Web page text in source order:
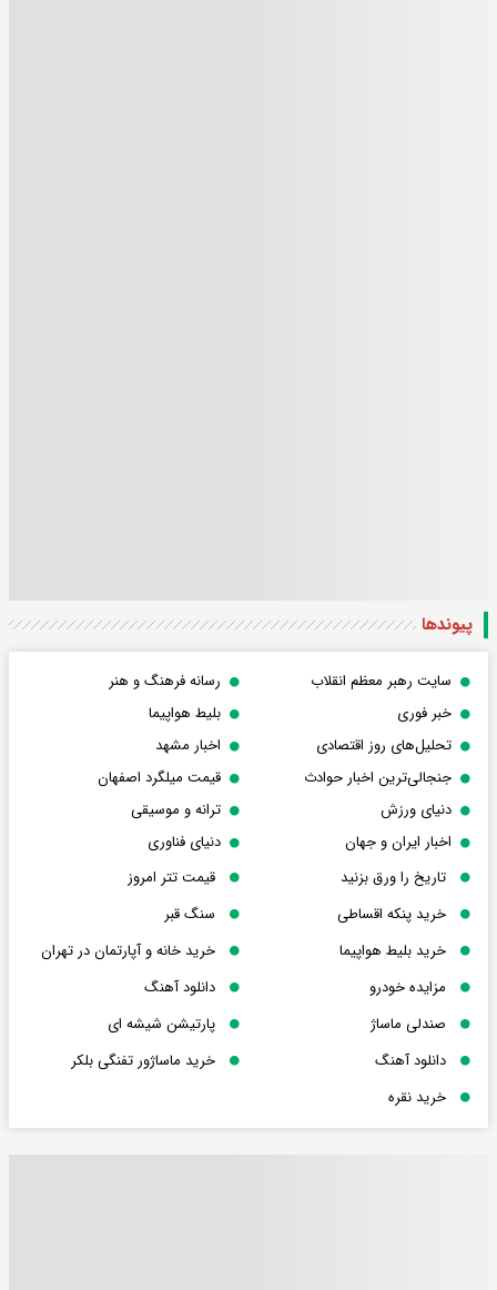
پیوندها
سایت رهبر معظم انقلاب
رسانه فرهنگ و هنر
خبر فوری
بلیط هواپیما
تحلیل‌های روز اقتصادی
اخبار مشهد
جنجالی‌ترین اخبار حوادث
قیمت میلگرد اصفهان
دنیای ورزش
ترانه و موسیقی
اخبار ایران و جهان
دنیای فناوری
تاریخ را ورق بزنید
قیمت تتر امروز
خرید پنکه اقساطی
سنگ قبر
خرید بلیط هواپیما
خرید خانه و آپارتمان در تهران
مزایده خودرو
دانلود آهنگ
صندلی ماساژ
پارتیشن شیشه ای
دانلود آهنگ
خرید ماساژور تفنگی بلکر
خرید نقره